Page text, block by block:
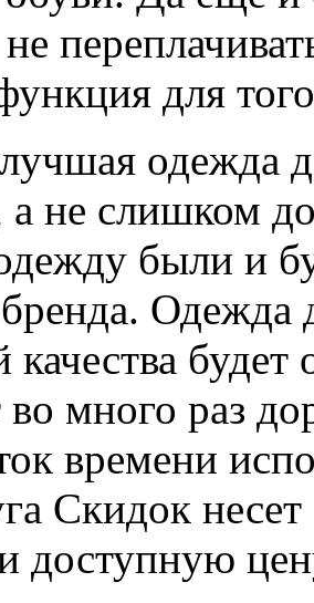
для
одежда
а не слишком
были и
Одежда
качества
во много раз
времени
Скидок
доступную